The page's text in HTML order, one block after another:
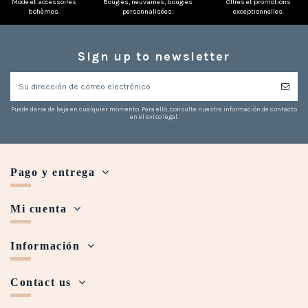
Mode et accessoires
bohèmes.
Bougies, neuvaines, bougies
personnalisées.
Offres et promotions
exceptionnelles.
Sign up to newsletter
Puede darse de baja en cualquier momento. Para ello, consulte nuestra información de contacto
en el aviso legal.
Pago y entrega
Mi cuenta
Información
Contact us